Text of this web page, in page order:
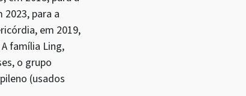
para a
em 2019,
família Ling,
o grupo
(usados